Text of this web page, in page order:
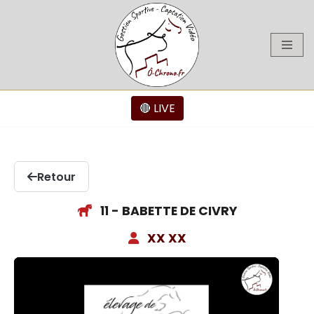
🔴 LIVE
Retour
11 - BABETTE DE CIVRY
XX XX